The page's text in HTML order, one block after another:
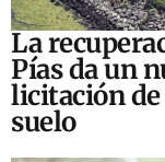
La
Pías da un
licitación
suelo